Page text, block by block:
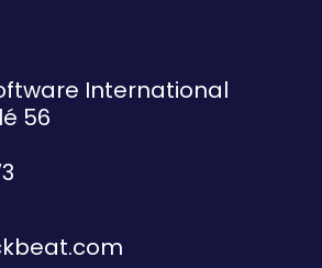
International
56